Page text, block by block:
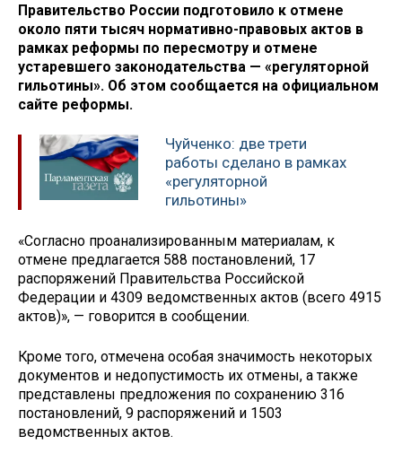
Правительство России подготовило к отмене
около пяти тысяч нормативно-правовых актов в
рамках реформы по пересмотру и отмене
устаревшего законодательства — «регуляторной
гильотины». Об этом сообщается на официальном
сайте реформы.
Чуйченко: две трети
работы сделано в рамках
«регуляторной
гильотины»
«Согласно проанализированным материалам, к
отмене предлагается 588 постановлений, 17
распоряжений Правительства Российской
Федерации и 4309 ведомственных актов (всего 4915
актов)», — говорится в сообщении.
Кроме того, отмечена особая значимость некоторых
документов и недопустимость их отмены, а также
представлены предложения по сохранению 316
постановлений, 9 распоряжений и 1503
ведомственных актов.